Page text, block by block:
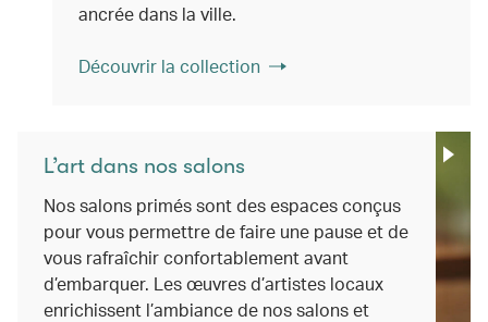
ancrée dans la ville.
Découvrir la collection
L’art dans nos salons
Nos salons primés sont des espaces conçus
pour vous permettre de faire une pause et de
vous rafraîchir confortablement avant
d’embarquer. Les œuvres d’artistes locaux
enrichissent l’ambiance de nos salons et